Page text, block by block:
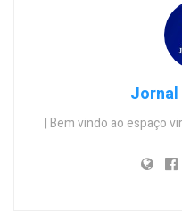
Jornal
| Bem vindo ao espaço